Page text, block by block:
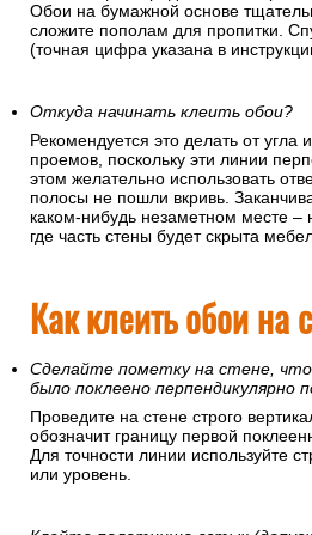
Наносите клей только на
Клей наносится и на поверхность
полотнище. Перед поклейкой
Обои на бумажной основе
сложите пополам для пропитки.
(точная цифра указана в
Откуда начинать клеить обои?
этом желательно использовать
полосы не пошли вкривь.
где часть стены будет скрыта
Как клеить обои на